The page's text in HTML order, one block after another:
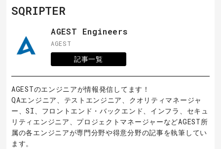
SQRIPTER
AGEST Engineers
AGEST
記事一覧
AGESTのエンジニアが情報発信してます！
QAエンジニア、テストエンジニア、クオリティマネージャ
ー、SI、フロントエンド・バックエンド、インフラ、セキュ
リティエンジニア、プロジェクトマネージャーなどAGEST所
属の各エンジニアが専門分野や得意分野の記事を執筆してい
ます。